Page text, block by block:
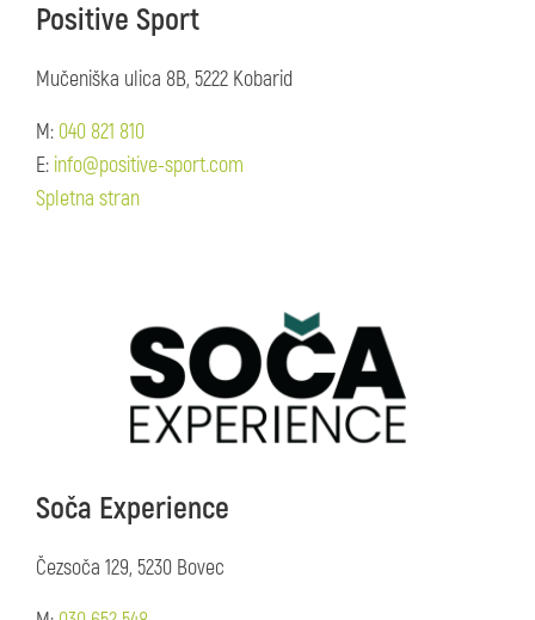
Positive Sport
Mučeniška ulica 8B, 5222 Kobarid
M: 040 821 810
E: info@positive-sport.com
Spletna stran
Soča Experience
Čezsoča 129, 5230 Bovec